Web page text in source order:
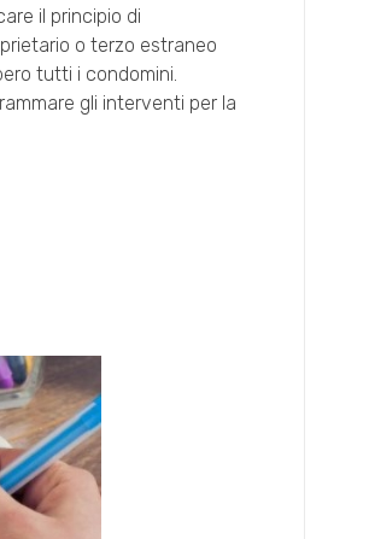
il principio di
o terzo estraneo
tutti i condomini.
gli interventi per la